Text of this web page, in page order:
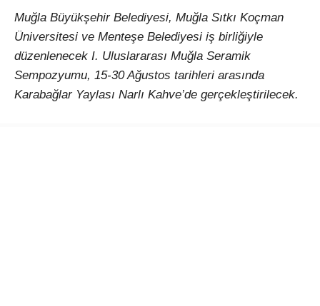
Muğla Büyükşehir Belediyesi, Muğla Sıtkı Koçman
Üniversitesi ve Menteşe Belediyesi iş birliğiyle
düzenlenecek I. Uluslararası Muğla Seramik
Sempozyumu, 15-30 Ağustos tarihleri arasında
Karabağlar Yaylası Narlı Kahve’de gerçekleştirilecek.